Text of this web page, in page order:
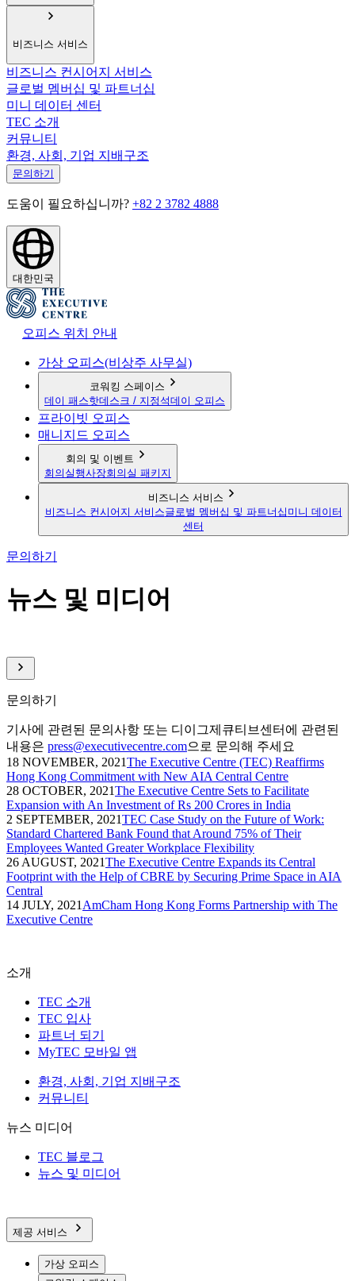
비즈니스 서비스
비즈니스 컨시어지 서비스
글로벌 멤버십 및 파트너십
미니 데이터 센터
TEC 소개
커뮤니티
환경, 사회, 기업 지배구조
문의하기
도움이 필요하십니까? +82 2 3782 4888
대한민국
오피스 위치 안내
가상 오피스(비상주 사무실)
코워킹 스페이스
데이 패스핫데스크 / 지정석데이 오피스
프라이빗 오피스
매니지드 오피스
회의 및 이벤트
회의실행사장회의실 패키지
비즈니스 서비스
비즈니스 컨시어지 서비스글로벌 멤버십 및 파트너십 미니 데이터
센터
문의하기
뉴스 및 미디어
문의하기
기사에 관련된 문의사항 또는 디이그제큐티브센터에 관련된
내용은 press@executivecentre.com으로 문의해 주세요
18 NOVEMBER, 2021The Executive Centre (TEC) Reaffirms
Hong Kong Commitment with New AIA Central Centre
28 OCTOBER, 2021The Executive Centre Sets to Facilitate
Expansion with An Investment of Rs 200 Crores in India
2 SEPTEMBER, 2021TEC Case Study on the Future of Work:
Standard Chartered Bank Found that Around 75% of Their
Employees Wanted Greater Workplace Flexibility
26 AUGUST, 2021The Executive Centre Expands its Central
Footprint with the Help of CBRE by Securing Prime Space in AIA
Central
14 JULY, 2021 AmCham Hong Kong Forms Partnership with The
Executive Centre
소개
TEC 소개
TEC 입사
파트너 되기
MyTEC 모바일 앱
환경, 사회, 기업 지배구조
커뮤니티
뉴스 미디어
TEC 블로그
뉴스 및 미디어
제공 서비스
가상 오피스